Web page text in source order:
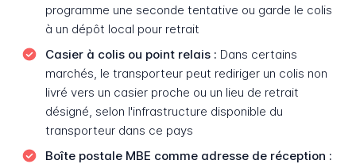
programme une seconde tentative ou garde le colis
à un dépôt local pour retrait
Casier à colis ou point relais : Dans certains
marchés, le transporteur peut rediriger un colis non
livré vers un casier proche ou un lieu de retrait
désigné, selon l'infrastructure disponible du
transporteur dans ce pays
Boîte postale MBE comme adresse de réception :